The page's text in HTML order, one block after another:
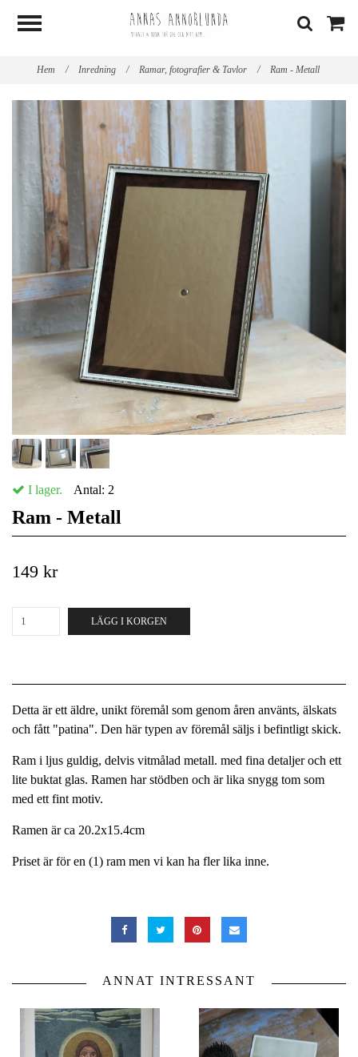
Hem / Inredning / Ramar, fotografier & Tavlor / Ram - Metall
I lager. Antal: 2
Ram - Metall
149 kr
LÄGG I KORGEN
Detta är ett äldre, unikt föremål som genom åren använts, älskats
och fått "patina". Den här typen av föremål säljs i befintligt skick.
Ram i ljus guldig, delvis vitmålad metall. med fina detaljer och ett
lite buktat glas. Ramen har stödben och är lika snygg tom som
med ett fint motiv.
Ramen är ca 20.2x15.4cm
Priset är för en (1) ram men vi kan ha fler lika inne.
ANNAT INTRESSANT